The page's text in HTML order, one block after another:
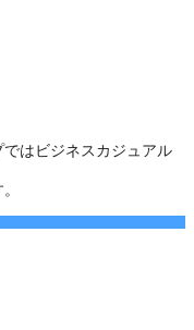
はビジネスカジュアル